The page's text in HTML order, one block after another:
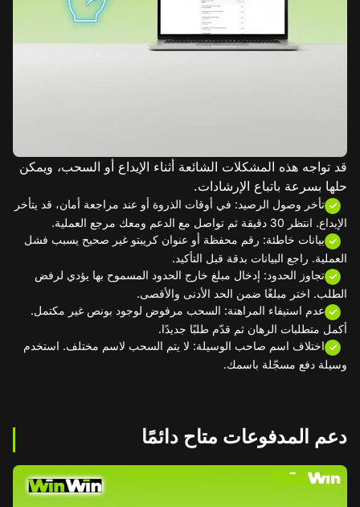
قد تواجه هذه المشكلات الشائعة أثناء الإيداع أو السحب، ويمكن
حلها بسرعة باتباع الإرشادات.
تأخر وصول الرصيد: في أوقات الذروة أو عند مراجعة أمان، قد يتأخر
الإيداع. انتظر 30 دقيقة ثم تواصل مع الدعم ومعك مرجع العملية.
بيانات خاطئة: رقم محفظة أو عنوان كريبتو غير صحيح يسبب فشل
العملية. راجع البيانات بدقة قبل التأكيد.
تجاوز الحدود: إدخال مبلغ خارج الحدود المسموح بها يؤدي لرفض
الطلب. اختر مبلغًا ضمن الحد الأدنى والأقصى.
عدم استيفاء المراهنة: السحب مرفوض لوجود بونص غير مكتمل.
أكمل متطلبات الرهان ثم قدّم طلبًا جديدًا.
اختلاف اسم صاحب الوسيلة: لا يتم السحب لاسم مختلف. استخدم
وسيلة دفع مسجّلة باسمك.
دعم المدفوعات متاح دائمًا